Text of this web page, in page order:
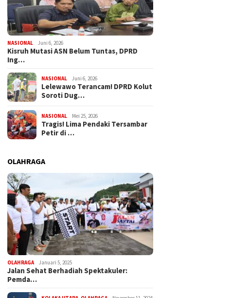
NASIONAL Juni 6, 2026
Kisruh Mutasi ASN Belum Tuntas, DPRD
Ing…
NASIONAL Juni 6, 2026
Lelewawo Terancam! DPRD Kolut
Soroti Dug…
NASIONAL Mei 25, 2026
Tragis! Lima Pendaki Tersambar
Petir di …
OLAHRAGA
OLAHRAGA Januari 5, 2025
Jalan Sehat Berhadiah Spektakuler:
Pemda…